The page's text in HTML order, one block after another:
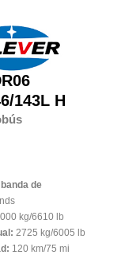
143L H
de
kg/6610 lb
2725 kg/6005 lb
120 km/75 mi